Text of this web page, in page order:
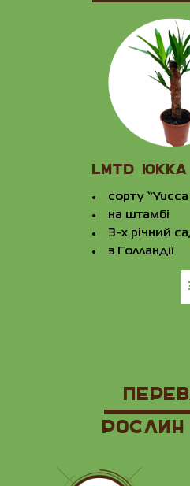
LMTD ЮККА
сорту
на штамбі
3-х річний
з Голландії
РОСЛИН